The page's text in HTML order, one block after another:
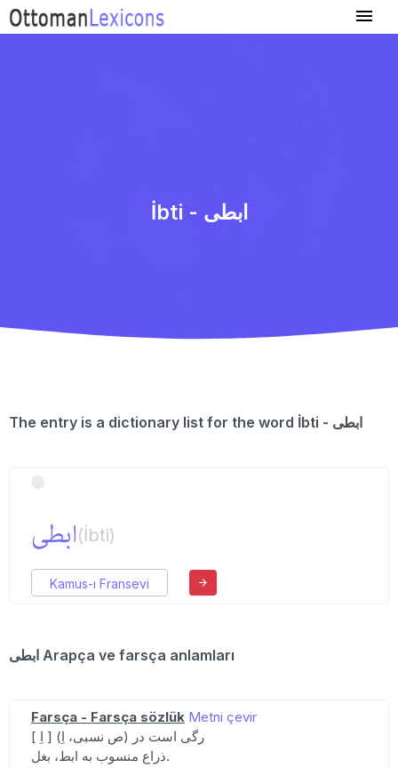
İbti - ابطی
The entry is a dictionary list for the word İbti - ابطی
ابطی(İbti)
Kamus-ı Fransevi
ابطی Arapça ve farsça anlamları
Farsça - Farsça sözlük Metni çevir
[ اِ ] (ص نسبی، اِ) رگی است در
ذراع منسوب به ابط، بغل.